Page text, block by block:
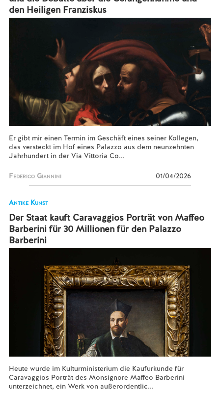
den Heiligen Franziskus
Er gibt mir einen Termin im Geschäft eines seiner Kollegen,
das versteckt im Hof eines Palazzo aus dem neunzehnten
Jahrhundert in der Via Vittoria Co...
Federico Giannini 01/04/2026
Antike Kunst
Der Staat kauft Caravaggios Porträt von Maffeo
Barberini für 30 Millionen für den Palazzo
Barberini
Heute wurde im Kulturministerium die Kaufurkunde für
Caravaggios Porträt des Monsignore Maffeo Barberini
unterzeichnet, ein Werk von außerordentlic...